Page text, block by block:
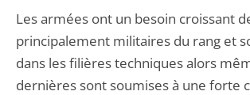
Les armées ont un besoin croissant
principalement militaires du rang et
dans les filières techniques alors
dernières sont soumises à une forte